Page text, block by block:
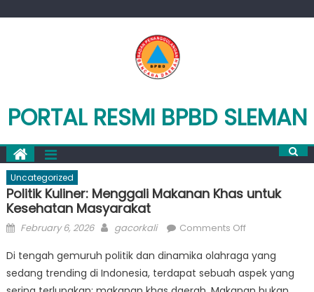
PORTAL RESMI BPBD SLEMAN
Uncategorized
Politik Kuliner: Menggali Makanan Khas untuk
Kesehatan Masyarakat
Posted
February 6, 2026 Author
gacorkali Comments Offon
Kuliner:
Menggali
Di tengah gemuruh politik dan dinamika olahraga yang
sedang trending di Indonesia, terdapat sebuah aspek yang